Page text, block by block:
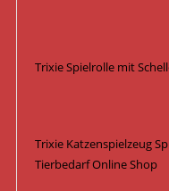
Trixie Spielrolle mit
Trixie Katzenspielzeug
Tierbedarf Online Shop